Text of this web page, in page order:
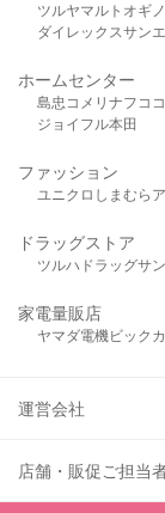
ツルヤマルト オギノ
ダイレックスサン
ホームセンター
島忠 コメリ ナフコ
ジョイフル本田
ファッション
ユニクロ しまむら
ドラッグストア
ツルハドラッグサ
家電量販店
ヤマダ電機ビック
運営会社
店舗・販促ご担当